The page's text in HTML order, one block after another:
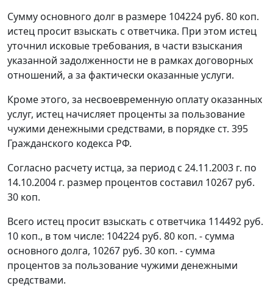
Сумму основного долг в размере 104224 руб. 80 коп.
истец просит взыскать с ответчика. При этом истец
уточнил исковые требования, в части взыскания
указанной задолженности не в рамках договорных
отношений, а за фактически оказанные услуги.
Кроме этого, за несвоевременную оплату оказанных
услуг, истец начисляет проценты за пользование
чужими денежными средствами, в порядке ст. 395
Гражданского кодекса РФ.
Согласно расчету истца, за период с 24.11.2003 г. по
14.10.2004 г. размер процентов составил 10267 руб.
30 коп.
Всего истец просит взыскать с ответчика 114492 руб.
10 коп., в том числе: 104224 руб. 80 коп. - сумма
основного долга, 10267 руб. 30 коп. - сумма
процентов за пользование чужими денежными
средствами.